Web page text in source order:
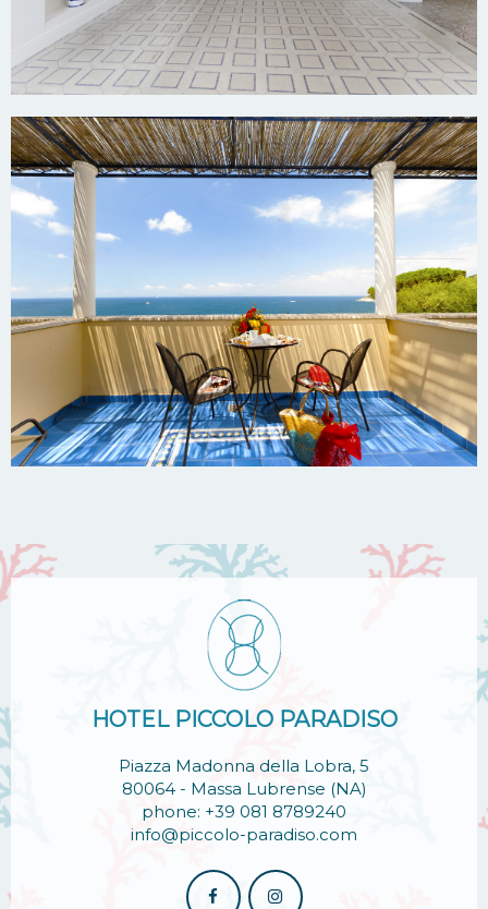
HOTEL PICCOLO PARADISO
Piazza Madonna della Lobra, 5
80064 - Massa Lubrense (NA)
phone: +39 081 8789240
info@piccolo-paradiso.com